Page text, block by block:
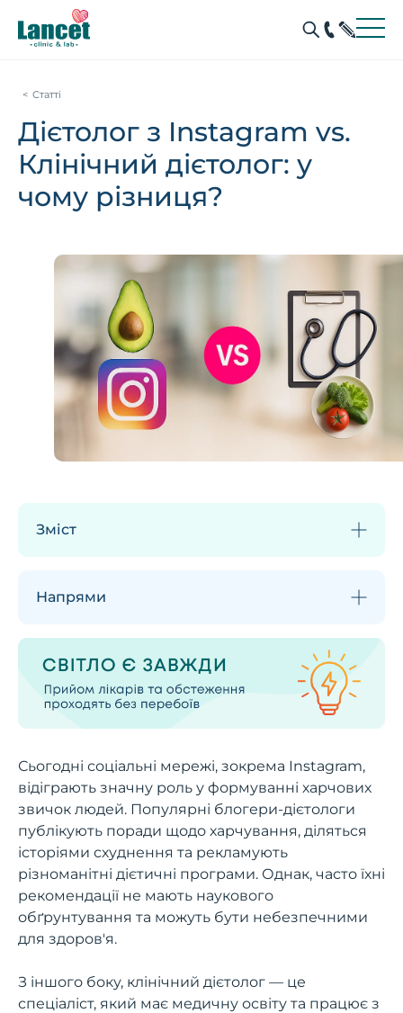
Статті
Дієтолог з Instagram vs.
Клінічний дієтолог: у
чому різниця?
Сьогодні соціальні мережі, зокрема Instagram,
відіграють значну роль у формуванні харчових
звичок людей. Популярні блогери-дієтологи
публікують поради щодо харчування, діляться
історіями схуднення та рекламують
різноманітні дієтичні програми. Однак, часто їхні
рекомендації не мають наукового
обґрунтування та можуть бути небезпечними
для здоров'я.
З іншого боку, клінічний дієтолог — це
спеціаліст, який має медичну освіту та працює з
Зміст
Напрями